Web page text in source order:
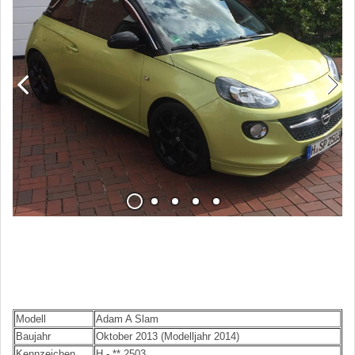
Modell
Adam A Slam
Baujahr
Oktober 2013 (Modelljahr 2014)